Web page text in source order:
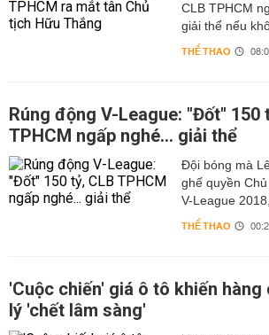
CLB TPHCM
giải thể nếu
THỂ THAO
Rúng động V-League: "Đốt" 150
TPHCM ngấp nghé... giải thể
Đội bóng mà
ghế quyền
V-League
THỂ THAO
'Cuộc chiến' giá ô tô khiến hàng
lý 'chết lâm sàng'